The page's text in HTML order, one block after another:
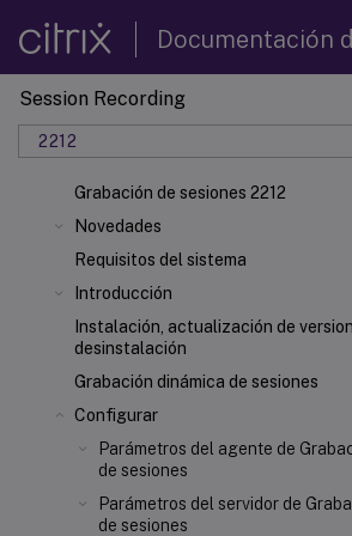
Documentación
Session Recording
2212
Grabación de sesiones 2212
Novedades
Requisitos del sistema
Introducción
Instalación, actualización de
desinstalación
Grabación dinámica de sesiones
Configurar
Parámetros del agente de
de sesiones
Parámetros del servidor de
de sesiones